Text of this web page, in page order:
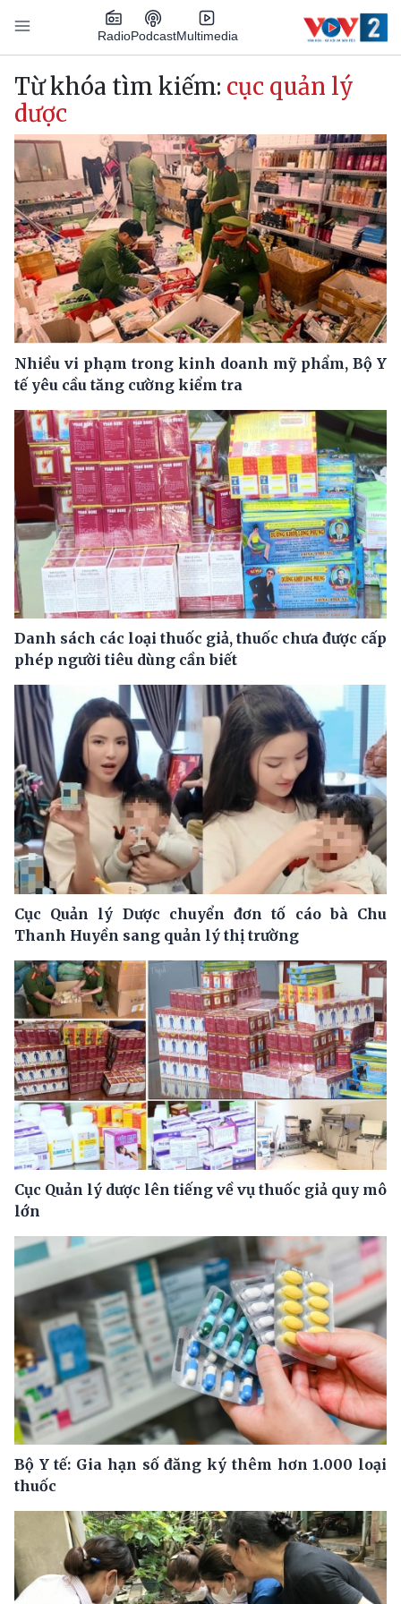
Nhảy đến nội dung
RadioPodcastMultimedia
Main navigation
Từ khóa tìm kiếm: cục quản lý
dược
Nhiều vi phạm trong kinh doanh mỹ phẩm, Bộ Y
tế yêu cầu tăng cường kiểm tra
Danh sách các loại thuốc giả, thuốc chưa được cấp
phép người tiêu dùng cần biết
Cục Quản lý Dược chuyển đơn tố cáo bà Chu
Thanh Huyền sang quản lý thị trường
Cục Quản lý dược lên tiếng về vụ thuốc giả quy mô
lớn
Bộ Y tế: Gia hạn số đăng ký thêm hơn 1.000 loại
thuốc